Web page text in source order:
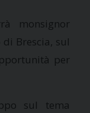
monsignor
Brescia, sul
per
sul tema